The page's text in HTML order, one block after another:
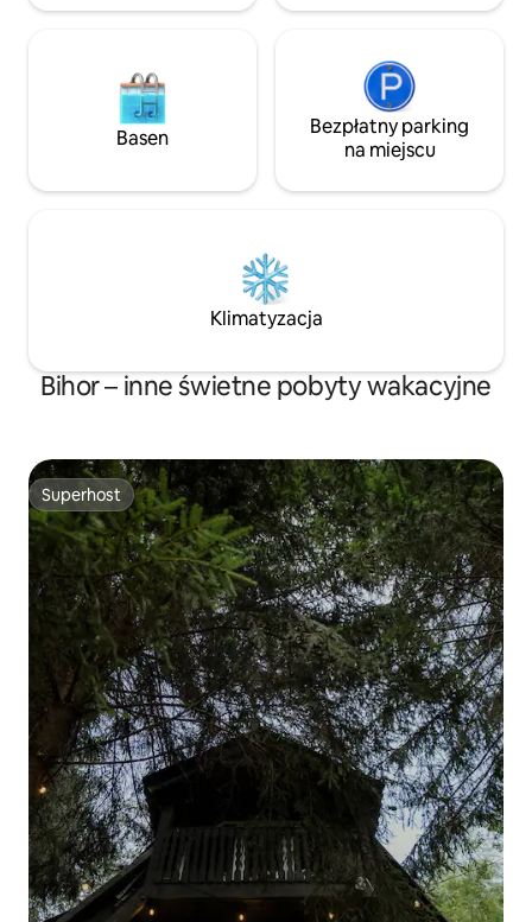
niezapomniany.
Basen
Bezpłatny parking
na miejscu
Klimatyzacja
Bihor – inne świetne pobyty wakacyjne
Superhost
Superhost